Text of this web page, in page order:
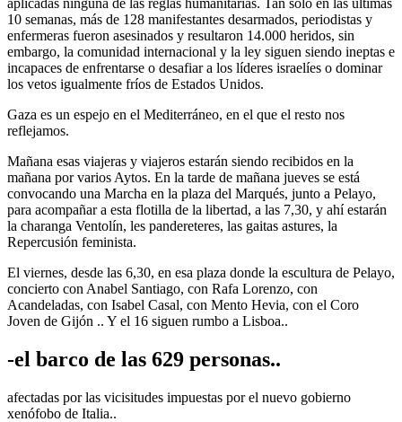
10 semanas, más de 128 manifestantes desarmados, periodistas y
enfermeras fueron asesinados y resultaron 14.000 heridos, sin
embargo, la comunidad internacional y la ley siguen siendo ineptas e
incapaces de enfrentarse o desafiar a los líderes israelíes o dominar
los vetos igualmente fríos de Estados Unidos.
Gaza es un espejo en el Mediterráneo, en el que el resto nos
reflejamos.
Mañana esas viajeras y viajeros estarán siendo recibidos en la
mañana por varios Aytos. En la tarde de mañana jueves se está
convocando una Marcha en la plaza del Marqués, junto a Pelayo,
para acompañar a esta flotilla de la libertad, a las 7,30, y ahí estarán
la charanga Ventolín, les pandereteres, las gaitas astures, la
Repercusión feminista.
El viernes, desde las 6,30, en esa plaza donde la escultura de Pelayo,
concierto con Anabel Santiago, con Rafa Lorenzo, con
Acandeladas, con Isabel Casal, con Mento Hevia, con el Coro
Joven de Gijón .. Y el 16 siguen rumbo a Lisboa..
-el barco de las 629 personas..
afectadas por las vicisitudes impuestas por el nuevo gobierno
xenófobo de Italia..